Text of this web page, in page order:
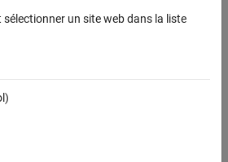
un site web dans la liste